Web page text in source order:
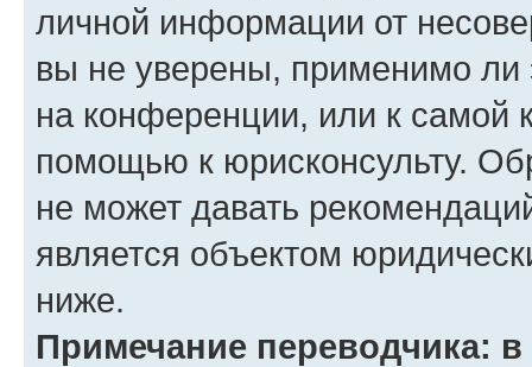
личной информации от
вы не уверены, применимо ли
на конференции, или к самой
помощью к юрисконсульту.
не может давать
является объектом
ниже.
Примечание переводчика: